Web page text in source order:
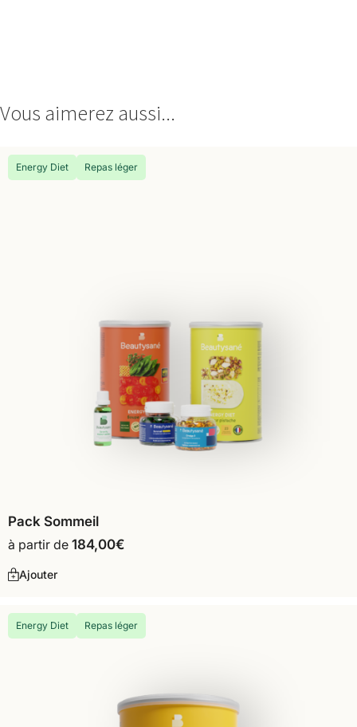
Vous aimerez aussi...
Energy Diet Repas léger
Pack Sommeil
à partir de 184,00€
Ajouter
Energy Diet Repas léger